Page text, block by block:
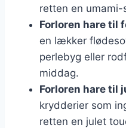
retten en umami-
Forloren hare til
en lækker
perlebyg eller
middag.
Forloren hare til
krydderier som
retten en julet